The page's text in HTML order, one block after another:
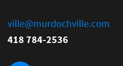
ville@murdochville.com
418 784-2536